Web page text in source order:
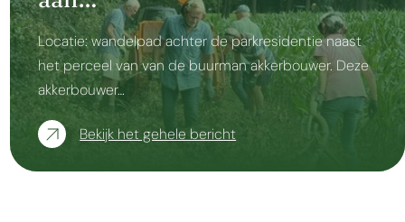
Locatie: wandelpad achter de parkresidentie naast
het perceel van van de buurman akkerbouwer. Deze
akkerbouwer…
Bekijk het gehele bericht